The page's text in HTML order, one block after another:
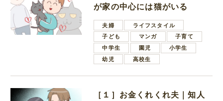
が家の中心には猫がいる
夫婦
ライフスタイル
子ども
マンガ
子育て
中学生
園児
小学生
幼児
高校生
［１］お金くれくれ夫｜知人